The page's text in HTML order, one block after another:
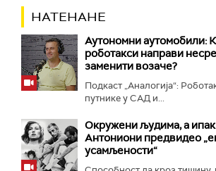
НАТЕНАНЕ
Аутономни аутомобили:
роботакси направи
заменити возаче?
Подкаст „Аналогија“:
путнике у САД и...
Окружени људима, а ипак
Антониони предвидео
усамљености“